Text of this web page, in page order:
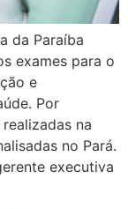
da Paraíba
exames para o
e
Por
na
no Pará.
executiva